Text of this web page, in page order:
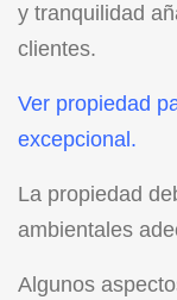
y tranquilidad
clientes.
Ver propiedad
excepcional .
La propiedad
ambientales
Algunos